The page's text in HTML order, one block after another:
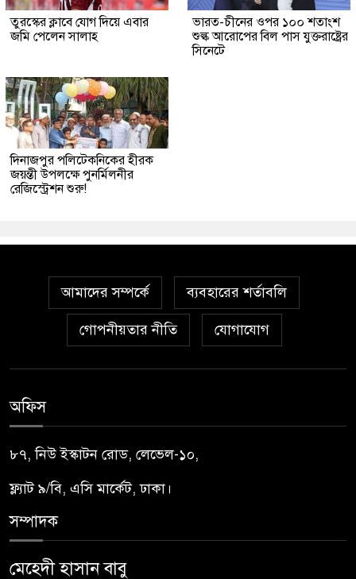
তুরস্কের ক্লাবে যোগ দিয়ে এবার
জমি পেলেন সালাহ
ভারত-চীনের ওপর ১০০ শতাংশ
শুল্ক আরোপের বিল পাস যুক্তরাষ্ট্রের
সিনেটে
দিনাজপুর পলিটেকনিকের হীরক
জয়ন্তী উপলক্ষে পুনর্মিলনীর
রেজিস্ট্রেশন শুরু!
আমাদের সম্পর্কে ব্যবহারের শর্তাবলি
গোপনীয়তার নীতি যোগাযোগ
অফিস
৮৭, নিউ ইস্কাটন রোড, লেভেল-১০,
ফ্ল্যাট ৯/বি, এসি মার্কেট, ঢাকা।
সম্পাদক
মেহেদী হাসান বাবু